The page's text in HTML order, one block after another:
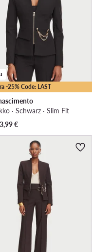
-25% Code: LAST
· Schwarz · Slim Fit
€